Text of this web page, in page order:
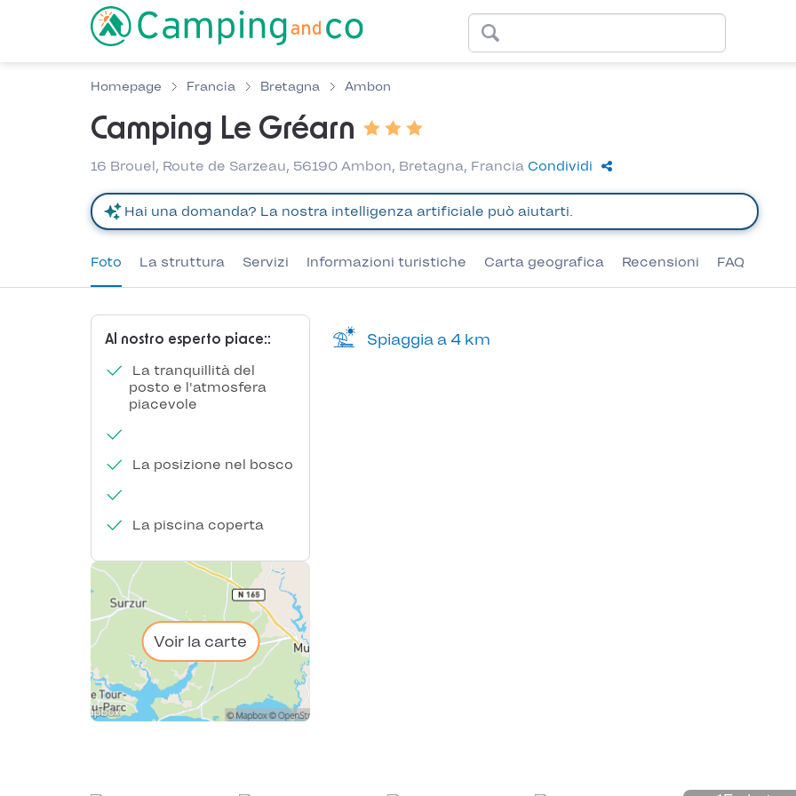
Homepage Francia Bretagna Ambon
Camping Le Gréarn
16 Brouel, Route de Sarzeau, 56190 Ambon, Bretagna, Francia Condividi
Foto La struttura Servizi Informazioni turistiche Carta geografica Recensioni FAQ
Al nostro esperto piace::
La tranquillità del
posto e l'atmosfera
piacevole
La posizione nel bosco
La piscina coperta
Voir la carte
Spiaggia a 4 km